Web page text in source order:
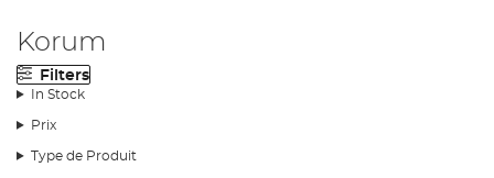
Korum
Filters
In Stock
Prix
Type de Produit